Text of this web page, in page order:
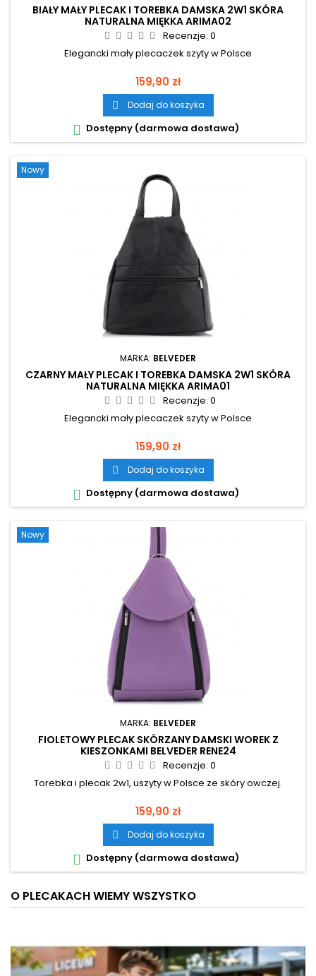
BIAŁY MAŁY PLECAK I TOREBKA DAMSKA 2W1 SKÓRA
NATURALNA MIĘKKA ARIMA02
Recenzje: 0
Elegancki mały plecaczek szyty w Polsce
Cena
159,90 zł
 Dodaj do koszyka
 Dostępny (darmowa dostawa)
Nowy
MARKA: BELVEDER
CZARNY MAŁY PLECAK I TOREBKA DAMSKA 2W1 SKÓRA
NATURALNA MIĘKKA ARIMA01
Recenzje: 0
Elegancki mały plecaczek szyty w Polsce
Cena
159,90 zł
 Dodaj do koszyka
 Dostępny (darmowa dostawa)
Nowy
MARKA: BELVEDER
FIOLETOWY PLECAK SKÓRZANY DAMSKI WOREK Z
KIESZONKAMI BELVEDER RENE24
Recenzje: 0
Torebka i plecak 2w1, uszyty w Polsce ze skóry owczej.
Cena
159,90 zł
 Dodaj do koszyka
 Dostępny (darmowa dostawa)
O PLECAKACH WIEMY WSZYSTKO